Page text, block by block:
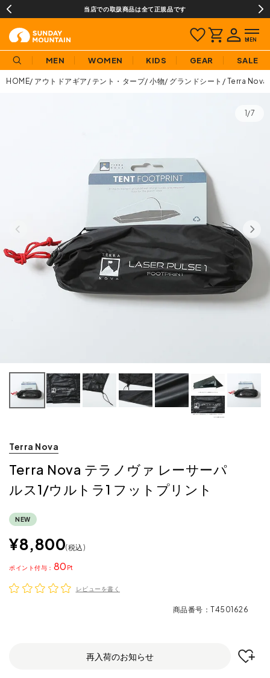
当店での取扱商品は全て正規品です
MEN WOMEN KIDS GEAR SALE
HOME アウトドアギア テント・タープ 小物 グランドシート Terra Nova
1/7
Terra Nova
Terra Nova テラノヴァ レーサーパ
ルス1/ウルトラ1 フットプリント
NEW
¥8,800 税込
80
ポイント
レビューを書く
商品番号 T4501626
再入荷のお知らせ